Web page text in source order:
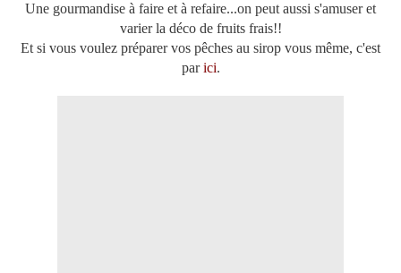
Une gourmandise à faire et à refaire...on peut aussi s'amuser et
varier la déco de fruits frais!!
Et si vous voulez préparer vos pêches au sirop vous même, c'est
parici.